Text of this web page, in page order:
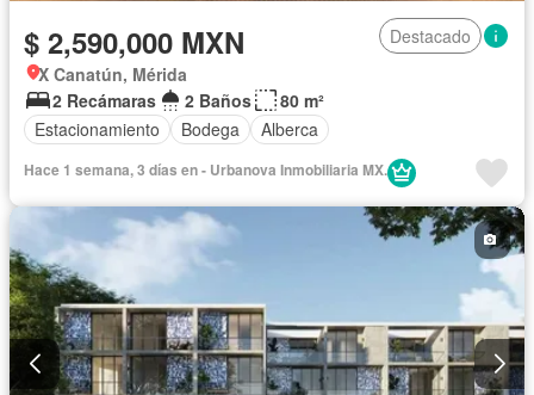
$ 2,590,000 MXN
Destacado
X Canatún, Mérida
2 Recámaras
2 Baños
80 m²
Estacionamiento
Bodega Alberca
Hace 1 semana, 3 días en - Urbanova Inmobiliaria MX.